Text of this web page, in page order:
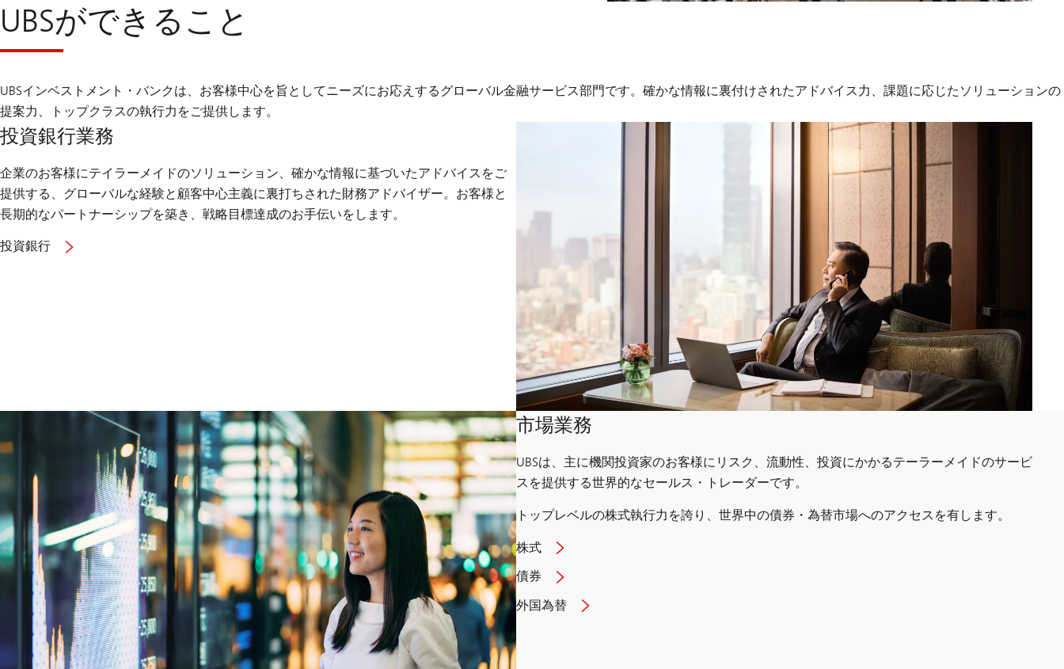
UBSができること
UBSインベストメント・バンクは、お客様中心を旨としてニーズにお応えするグローバル金融サービス部門です。確かな情報に裏付けされたアドバイス力、課題に応じたソリューションの
提案力、トップクラスの執行力をご提供します。
投資銀行業務
企業のお客様にテイラーメイドのソリューション、確かな情報に基づいたアドバイスをご
提供する、グローバルな経験と顧客中心主義に裏打ちされた財務アドバイザー。お客様と
長期的なパートナーシップを築き、戦略目標達成のお手伝いをします。
投資銀行
市場業務
UBSは、主に機関投資家のお客様にリスク、流動性、投資にかかるテーラーメイドのサービ
スを提供する世界的なセールス・トレーダーです。
トップレベルの株式執行力を誇り、世界中の債券・為替市場へのアクセスを有します。
株式
債券
外国為替